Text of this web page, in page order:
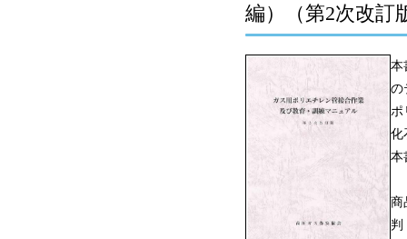
編）（第2次改訂
本
の
ポ
化
本
商